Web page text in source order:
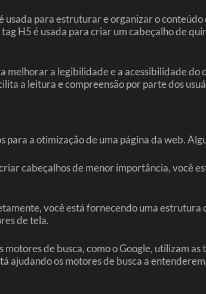
para estruturar e organizar o
H5 é usada para criar um cabeçalho de
a legibilidade e a acessibilidade
a leitura e compreensão por parte dos
a otimização de uma página da web.
cabeçalhos de menor importância, você
você está fornecendo uma
de tela.
motores de busca, como o Google, utilizam
ajudando os motores de busca a